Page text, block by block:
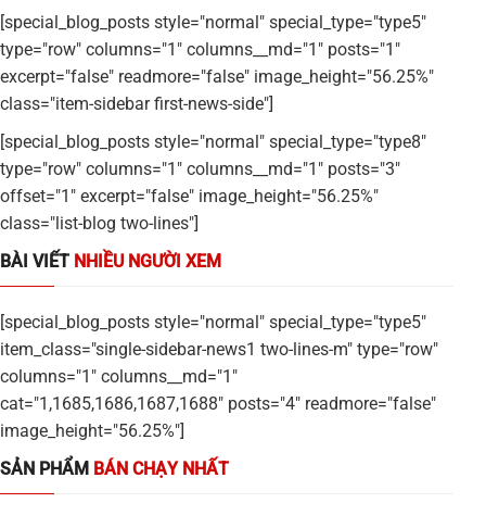
[special_blog_posts style="normal" special_type="type5"
type="row" columns="1" columns__md="1" posts="1"
excerpt="false" readmore="false" image_height="56.25%"
class="item-sidebar first-news-side"]
[special_blog_posts style="normal" special_type="type8"
type="row" columns="1" columns__md="1" posts="3"
offset="1" excerpt="false" image_height="56.25%"
class="list-blog two-lines"]
BÀI VIẾT NHIỀU NGƯỜI XEM
[special_blog_posts style="normal" special_type="type5"
item_class="single-sidebar-news1 two-lines-m" type="row"
columns="1" columns__md="1"
cat="1,1685,1686,1687,1688" posts="4" readmore="false"
image_height="56.25%"]
SẢN PHẨM BÁN CHẠY NHẤT